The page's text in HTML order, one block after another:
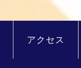
アクセス